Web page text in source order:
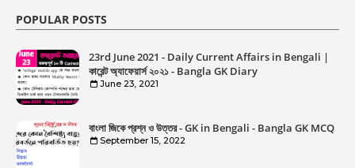
POPULAR POSTS
23rd June 2021 - Daily Current Affairs in Bengali |
কারেন্ট অ্যাফেয়ার্স ২০২১ - Bangla GK Diary
June 23, 2021
বাংলা জিকে প্রশ্ন ও উত্তর - GK in Bengali - Bangla GK MCQ
September 15, 2022